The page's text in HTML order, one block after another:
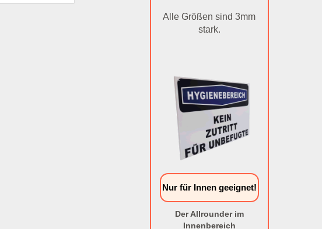
Alle Größen sind 3mm
stark.
Nur für Innen geeignet!
Der Allrounder im
Innenbereich